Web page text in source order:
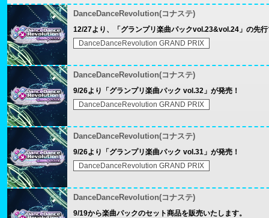
DanceDanceRevolution(コナステ)
12/27より、「グランプリ楽曲パックvol.23&vol.24」の先
DanceDanceRevolution GRAND PRIX
DanceDanceRevolution(コナステ)
9/26より「グランプリ楽曲パック vol.32」が発売！
DanceDanceRevolution GRAND PRIX
DanceDanceRevolution(コナステ)
9/26より「グランプリ楽曲パック vol.31」が発売！
DanceDanceRevolution GRAND PRIX
DanceDanceRevolution(コナステ)
9/19から楽曲パックのセット商品を販売いたします。